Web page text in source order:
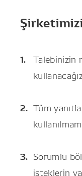
Talebinizin
Tüm
Sorumlu
isteklerin